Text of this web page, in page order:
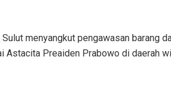
menyangkut pengawasan barang
Astacita Preaiden Prabowo di daerah